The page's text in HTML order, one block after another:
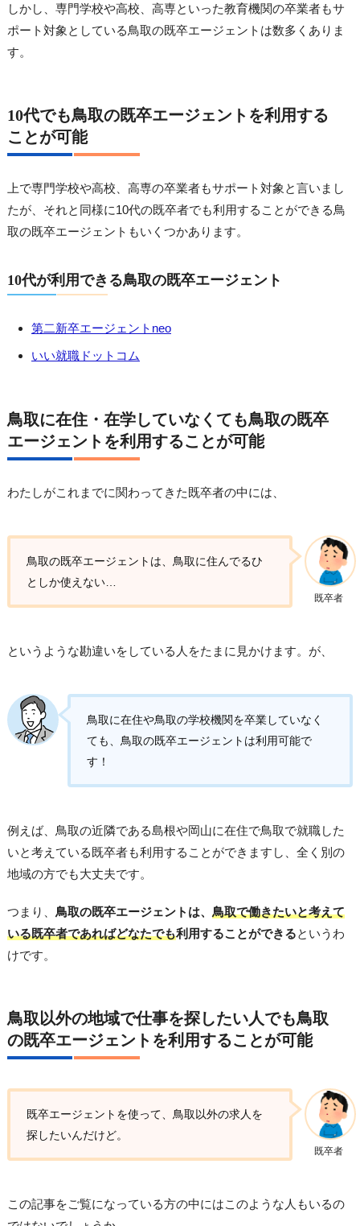
しかし、専門学校や高校、高専といった教育機関の卒業者もサ
ポート対象としている鳥取の既卒エージェントは数多くありま
す。
10代でも鳥取の既卒エージェントを利用する
ことが可能
上で専門学校や高校、高専の卒業者もサポート対象と言いまし
たが、それと同様に10代の既卒者でも利用することができる鳥
取の既卒エージェントもいくつかあります。
10代が利用できる鳥取の既卒エージェント
第二新卒エージェントneo
いい就職ドットコム
鳥取に在住・在学していなくても鳥取の既卒
エージェントを利用することが可能
わたしがこれまでに関わってきた既卒者の中には、
既卒者
鳥取の既卒エージェントは、鳥取に住んでるひ
としか使えない…
というような勘違いをしている人をたまに見かけます。が、
鳥取に在住や鳥取の学校機関を卒業していなく
ても、鳥取の既卒エージェントは利用可能で
す！
例えば、鳥取の近隣である島根や岡山に在住で鳥取で就職した
いと考えている既卒者も利用することができますし、全く別の
地域の方でも大丈夫です。
つまり、 鳥取の既卒エージェントは、 鳥取で働きたいと考えて
いる既卒者であればどなたでも利用することができるというわ
けです。
鳥取以外の地域で仕事を探したい人でも鳥取
の既卒エージェントを利用することが可能
既卒者
既卒エージェントを使って、鳥取以外の求人を
探したいんだけど。
この記事をご覧になっている方の中にはこのような人もいるの